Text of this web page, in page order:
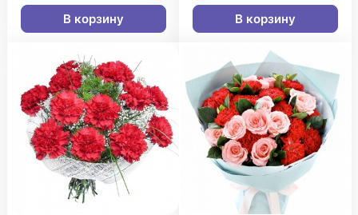
В корзину В корзину